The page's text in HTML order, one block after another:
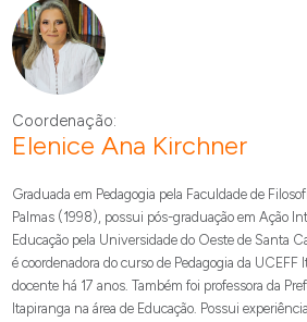
Coordenação:
Elenice Ana Kirchner
Graduada em Pedagogia pela Faculdade de
Palmas (1998), possui pós-graduação em Ação
Educação pela Universidade do Oeste de Santa
é coordenadora do curso de Pedagogia da UCEFF
docente há 17 anos. Também foi professora da
Itapiranga na área de Educação. Possui